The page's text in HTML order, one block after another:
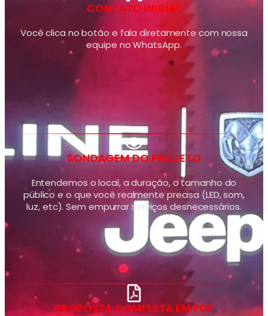
CONTATO INICIAL
Você clica no botão e fala diretamente com nossa
equipe no WhatsApp.
SONDAGEM DO PROJETO
Entendemos o local, a duração, o tamanho do
público e o que você realmente precisa (LED, som,
luz, etc). Sem empurrar serviços desnecessários.
PROPOSTA COMPLETA EM PDF